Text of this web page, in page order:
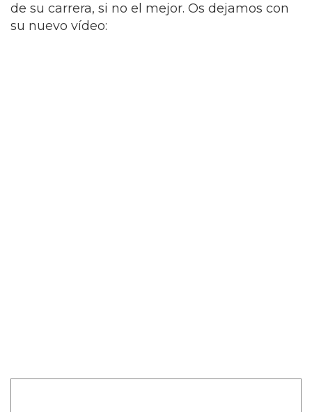
de su carrera, si no el mejor. Os dejamos con
su nuevo vídeo: